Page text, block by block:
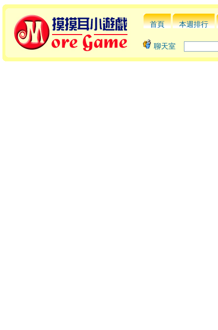
首頁 本週排行
聊天室